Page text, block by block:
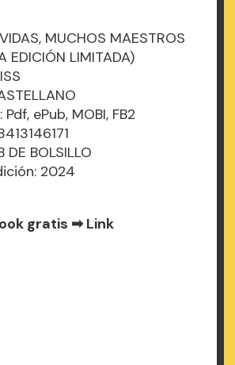
MUCHOS MAESTROS
EDICIÓN LIMITADA)
ePub, MOBI, FB2
BOLSILLO
2024
gratis ➡Link